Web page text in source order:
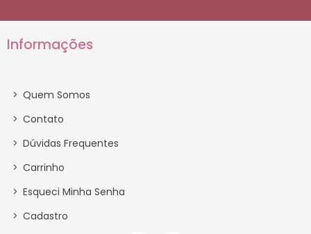
Informações
> Quem Somos
> Contato
> Dúvidas Frequentes
> Carrinho
> Esqueci Minha Senha
> Cadastro